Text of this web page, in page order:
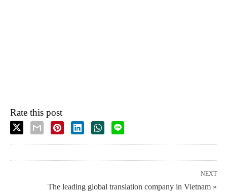
Rate this post
NEXT
The leading global translation company in Vietnam »